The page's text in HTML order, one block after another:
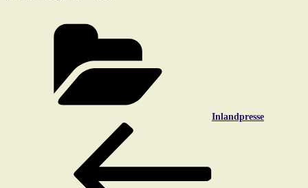
Inlandpresse
Beitragsnavigation